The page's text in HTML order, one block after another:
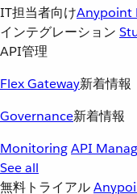
IT担当者向けAnypoint
インテグレーション
API管理
Flex Gateway新着情報
Governance新着情報
MonitoringAPI
See all
無料トライアル